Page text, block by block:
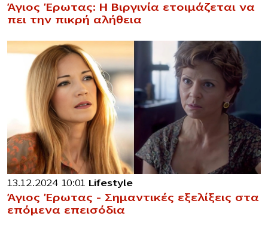
Άγιος Έρωτας: Η Βιργινία ετοιμάζεται να
πει την πικρή αλήθεια
13.12.2024 10:01 Lifestyle
Άγιος Έρωτας – Σημαντικές εξελίξεις στα
επόμενα επεισόδια